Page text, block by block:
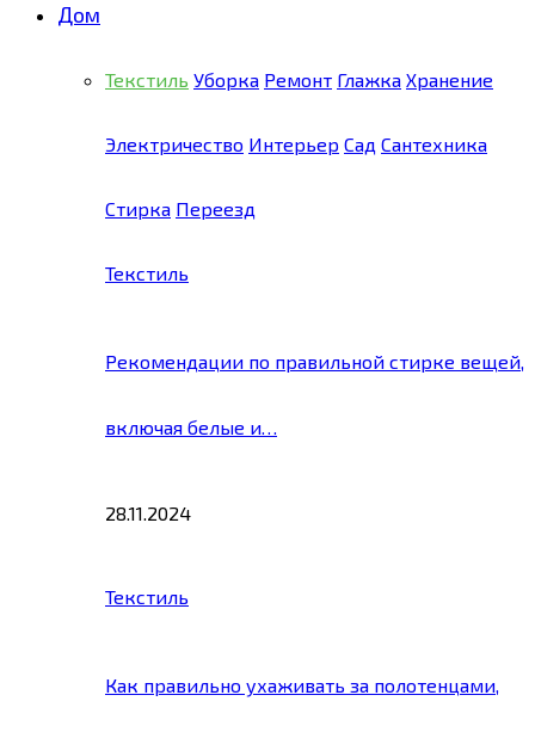
Дом
Текстиль Уборка Ремонт Глажка Хранение
Электричество Интерьер Сад Сантехника
Стирка Переезд
Текстиль
Рекомендации по правильной стирке вещей,
включая белые и…
28.11.2024
Текстиль
Как правильно ухаживать за полотенцами,